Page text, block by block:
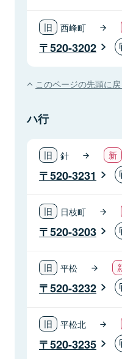
西峰町
520-3202
このページの先頭に戻
ハ行
針
520-3231
日枝町
520-3203
平松
520-3232
平松北
520-3235